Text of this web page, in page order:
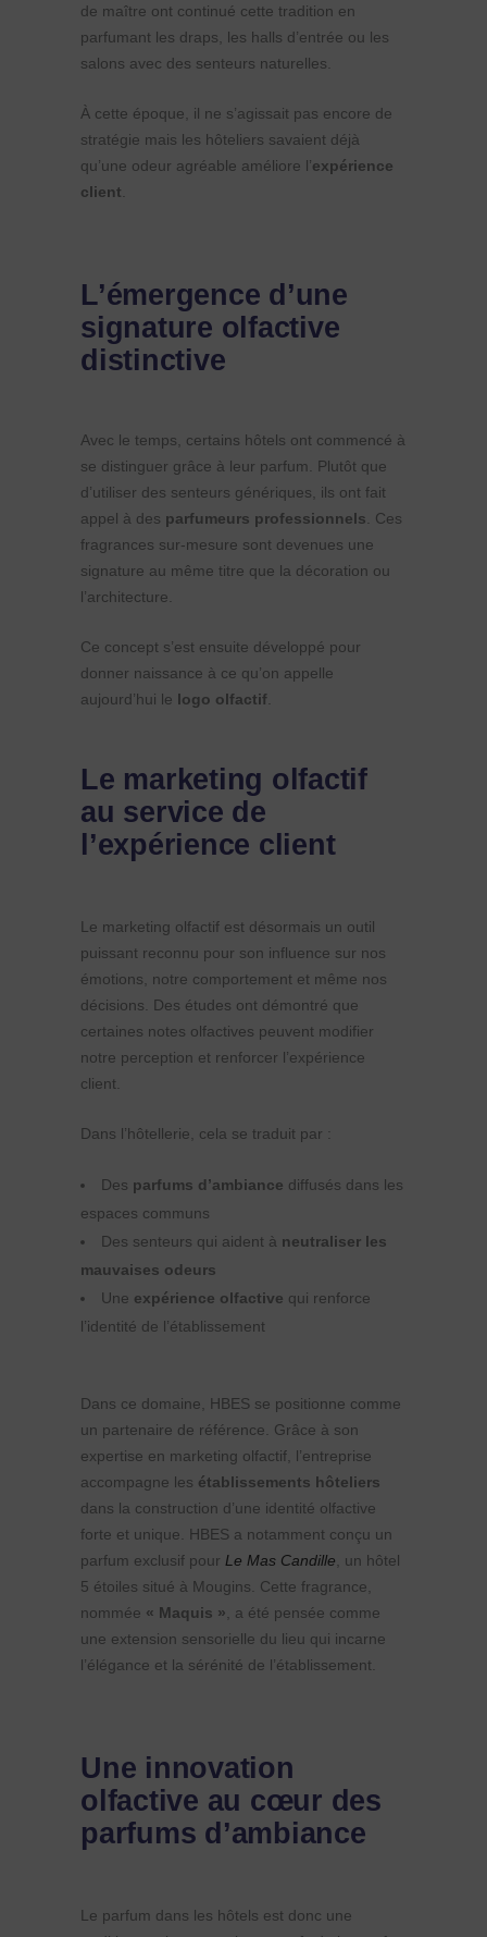
de maître ont continué cette tradition en
parfumant les draps, les halls d’entrée ou les
salons avec des senteurs naturelles.
À cette époque, il ne s’agissait pas encore de
stratégie mais les hôteliers savaient déjà
qu’une odeur agréable améliore l’expérience
client
L’émergence d’une
signature olfactive
distinctive
Avec le temps, certains hôtels ont commencé à
se distinguer grâce à leur parfum. Plutôt que
d’utiliser des senteurs génériques, ils ont fait
appel à des parfumeurs professionnels . Ces
fragrances sur-mesure sont devenues une
signature au même titre que la décoration ou
l’architecture.
Ce concept s’est ensuite développé pour
donner naissance à ce qu’on appelle
aujourd’hui le logo olfactif
Le marketing olfactif
au service de
l’expérience client
Le marketing olfactif est désormais un outil
puissant reconnu pour son influence sur nos
émotions, notre comportement et même nos
décisions. Des études ont démontré que
certaines notes olfactives peuvent modifier
notre perception et renforcer l’expérience
client.
Dans l’hôtellerie, cela se traduit par :
Des parfums d’ambiance diffusés dans les
espaces communs
Des senteurs qui aident à neutraliser les
mauvaises odeurs
Une expérience olfactive qui renforce
l’identité de l’établissement
Dans ce domaine, HBES se positionne comme
un partenaire de référence. Grâce à son
expertise en marketing olfactif, l’entreprise
accompagne les établissements hôteliers
dans la construction d’une identité olfactive
forte et unique. HBES a notamment conçu un
parfum exclusif pour Le Mas Candille , un hôtel
5 étoiles situé à Mougins. Cette fragrance,
nommée « Maquis » , a été pensée comme
une extension sensorielle du lieu qui incarne
l’élégance et la sérénité de l’établissement.
Une innovation
olfactive au cœur des
parfums d’ambiance
Le parfum dans les hôtels est donc une